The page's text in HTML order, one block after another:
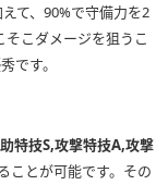
て、90%で守備力を2
こダメージを狙うこ
です。
特技S,攻撃特技A,攻撃
ことが可能です。その